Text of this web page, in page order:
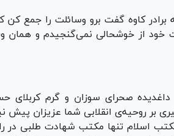
کاوه گفت برو وسائلت را جمع کن
خود از خوشحالی نمی‌گنجیدم و همان
صحرای سوزان و گرم کربلای
بر روحیه‌ی انقلابی شما عزیزان پیش
اسلام تنها مکتب شهادت طلبی